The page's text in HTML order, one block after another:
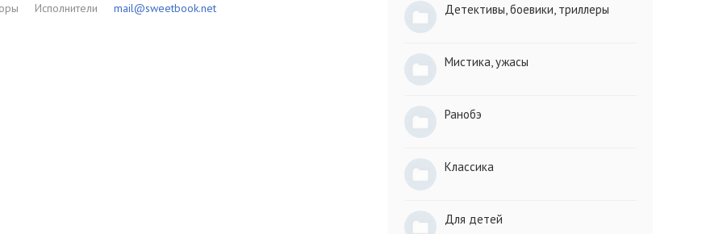
Исполнители mail@sweetbook.net Детективы, боевики, триллеры
Мистика, ужасы
Ранобэ
Классика
Для детей